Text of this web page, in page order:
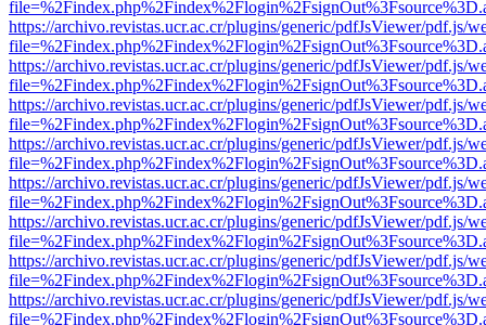
https://archivo.revistas.ucr.ac.cr/plugins/generic/pdfJsViewer/pdf.js/
https://archivo.revistas.ucr.ac.cr/plugins/generic/pdfJsViewer/pdf.js/
https://archivo.revistas.ucr.ac.cr/plugins/generic/pdfJsViewer/pdf.js/
https://archivo.revistas.ucr.ac.cr/plugins/generic/pdfJsViewer/pdf.js/
https://archivo.revistas.ucr.ac.cr/plugins/generic/pdfJsViewer/pdf.js/
https://archivo.revistas.ucr.ac.cr/plugins/generic/pdfJsViewer/pdf.js/
https://archivo.revistas.ucr.ac.cr/plugins/generic/pdfJsViewer/pdf.js/
https://archivo.revistas.ucr.ac.cr/plugins/generic/pdfJsViewer/pdf.js/